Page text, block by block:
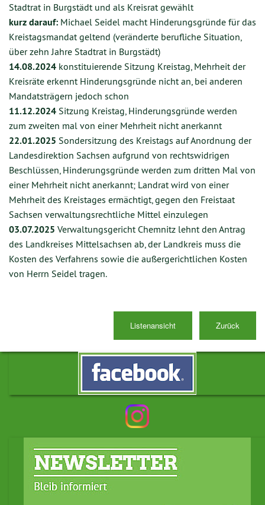
Stadtrat in Burgstädt und als Kreisrat gewählt
kurz darauf: Michael Seidel macht Hinderungsgründe für das
Kreistagsmandat geltend (veränderte berufliche Situation,
über zehn Jahre Stadtrat in Burgstädt)
14.08.2024 konstituierende Sitzung Kreistag, Mehrheit der
Kreisräte erkennt Hinderungsgründe nicht an, bei anderen
Mandatsträgern jedoch schon
11.12.2024 Sitzung Kreistag, Hinderungsgründe werden
zum zweiten mal von einer Mehrheit nicht anerkannt
22.01.2025 Sondersitzung des Kreistags auf Anordnung der
Landesdirektion Sachsen aufgrund von rechtswidrigen
Beschlüssen, Hinderungsgründe werden zum dritten Mal von
einer Mehrheit nicht anerkannt; Landrat wird von einer
Mehrheit des Kreistages ermächtigt, gegen den Freistaat
Sachsen verwaltungsrechtliche Mittel einzulegen
03.07.2025 Verwaltungsgericht Chemnitz lehnt den Antrag
des Landkreises Mittelsachsen ab, der Landkreis muss die
Kosten des Verfahrens sowie die außergerichtlichen Kosten
von Herrn Seidel tragen.
Listenansicht Zurück